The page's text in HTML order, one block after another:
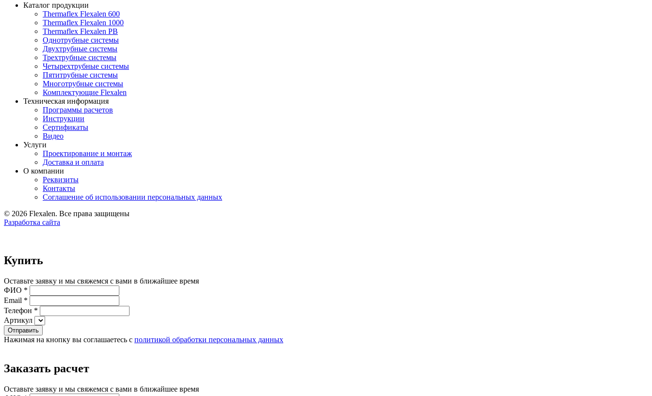
Каталог продукции
Thermaflex Flexalen 600
Thermaflex Flexalen 1000
Thermaflex Flexalen PB
Однотрубные системы
Двухтрубные системы
Трехтрубные системы
Четырехтрубные системы
Пятитрубные системы
Многотрубные системы
Комплектующие Flexalen
Техническая информация
Программы расчетов
Инструкции
Сертификаты
Видео
Услуги
Проектирование и монтаж
Доставка и оплата
О компании
Реквизиты
Контакты
Соглашение об использовании персональных данных
© 2026 Flexalen. Все права защищены
Разработка сайта
Купить
Оставьте заявку и мы свяжемся с вами в ближайшее время
ФИО *
Email *
Телефон *
Артикул
Отправить
Нажимая на кнопку вы соглашаетесь с политикой обработки персональных данных
Заказать расчет
Оставьте заявку и мы свяжемся с вами в ближайшее время